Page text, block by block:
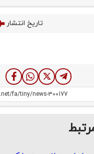
تاریخ انتشار